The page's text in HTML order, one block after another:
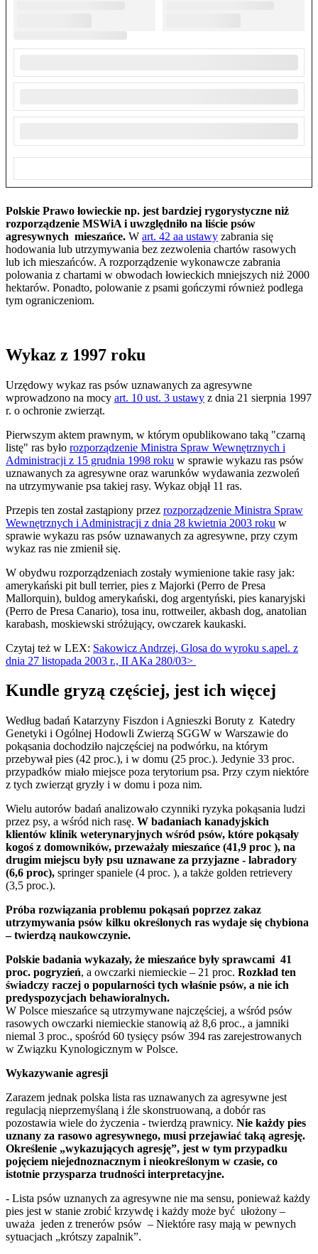
Polskie Prawo łowieckie np. jest bardziej rygorystyczne niż
rozporządzenie MSWiA i uwzględniło na liście psów
agresywnych mieszańce. W art. 42 aa ustawy zabrania się
hodowania lub utrzymywania bez zezwolenia chartów rasowych
lub ich mieszańców. A rozporządzenie wykonawcze zabrania
polowania z chartami w obwodach łowieckich mniejszych niż 2000
hektarów. Ponadto, polowanie z psami gończymi również podlega
tym ograniczeniom.
Wykaz z 1997 roku
Urzędowy wykaz ras psów uznawanych za agresywne
wprowadzono na mocy art. 10 ust. 3 ustawy z dnia 21 sierpnia 1997
r. o ochronie zwierząt.
Pierwszym aktem prawnym, w którym opublikowano taką "czarną
listę" ras było rozporządzenie Ministra Spraw Wewnętrznych i
Administracji z 15 grudnia 1998 roku w sprawie wykazu ras psów
uznawanych za agresywne oraz warunków wydawania zezwoleń
na utrzymywanie psa takiej rasy. Wykaz objął 11 ras.
Przepis ten został zastąpiony przez rozporządzenie Ministra Spraw
Wewnętrznych i Administracji z dnia 28 kwietnia 2003 roku w
sprawie wykazu ras psów uznawanych za agresywne, przy czym
wykaz ras nie zmienił się.
W obydwu rozporządzeniach zostały wymienione takie rasy jak:
amerykański pit bull terrier, pies z Majorki (Perro de Presa
Mallorquin), buldog amerykański, dog argentyński, pies kanaryjski
(Perro de Presa Canario), tosa inu, rottweiler, akbash dog, anatolian
karabash, moskiewski stróżujący, owczarek kaukaski.
Czytaj też w LEX: Sakowicz Andrzej, Glosa do wyroku s.apel. z
dnia 27 listopada 2003 r., II AKa 280/03>
Kundle gryzą częściej, jest ich więcej
Według badań Katarzyny Fiszdon i Agnieszki Boruty z Katedry
Genetyki i Ogólnej Hodowli Zwierzą SGGW w Warszawie do
pokąsania dochodziło najczęściej na podwórku, na którym
przebywał pies (42 proc.), i w domu (25 proc.). Jedynie 33 proc.
przypadków miało miejsce poza terytorium psa. Przy czym niektóre
z tych zwierząt gryzły i w domu i poza nim.
Wielu autorów badań analizowało czynniki ryzyka pokąsania ludzi
przez psy, a wśród nich rasę. W badaniach kanadyjskich
klientów klinik weterynaryjnych wśród psów, które pokąsały
kogoś z domowników, przeważały mieszańce (41,9 proc ), na
drugim miejscu były psu uznawane za przyjazne - labradory
(6,6 proc), springer spaniele (4 proc. ), a także golden retrievery
(3,5 proc.).
Próba rozwiązania problemu pokąsań poprzez zakaz
utrzymywania psów kilku określonych ras wydaje się chybiona
– twierdzą naukowczynie.
Polskie badania wykazały, że mieszańce były sprawcami 41
proc. pogryzień, a owczarki niemieckie – 21 proc. Rozkład ten
świadczy raczej o popularności tych właśnie psów, a nie ich
predyspozycjach behawioralnych.
W Polsce mieszańce są utrzymywane najczęściej, a wśród psów
rasowych owczarki niemieckie stanowią aż 8,6 proc., a jamniki
niemal 3 proc., spośród 60 tysięcy psów 394 ras zarejestrowanych
w Związku Kynologicznym w Polsce.
Wykazywanie agresji
Zarazem jednak polska lista ras uznawanych za agresywne jest
regulacją nieprzemyślaną i źle skonstruowaną, a dobór ras
pozostawia wiele do życzenia - twierdzą prawnicy. Nie każdy pies
uznany za rasowo agresywnego, musi przejawiać taką agresję.
Określenie „wykazujących agresję”, jest w tym przypadku
pojęciem niejednoznacznym i nieokreślonym w czasie, co
istotnie przysparza trudności interpretacyjne.
- Lista psów uznanych za agresywne nie ma sensu, ponieważ każdy
pies jest w stanie zrobić krzywdę i każdy może być ułożony –
uważa jeden z trenerów psów – Niektóre rasy mają w pewnych
sytuacjach „krótszy zapalnik”.